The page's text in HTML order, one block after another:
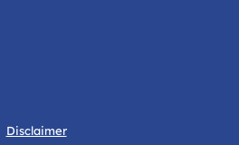
Disclaimer